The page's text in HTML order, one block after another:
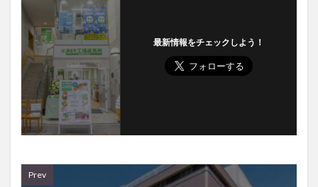
最新情報をチェックしよう！
Prev